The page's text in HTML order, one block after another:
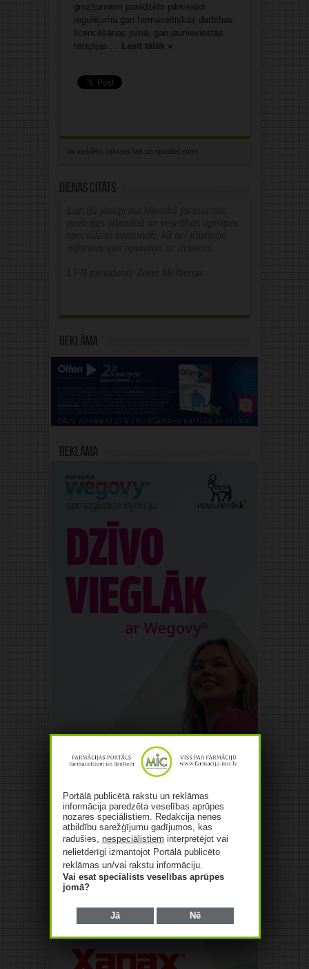
grozījumiem paredzēts pilnveidot
regulējumu gan farmaceitiskās darbības
licencēšanas jomā, gan jaunieviestās
terapijas ... Lasīt tālāk »
Dienas citāts
Reklāma
Reklāma
Portālā publicētā rakstu un reklāmas
informācija paredzēta veselības aprūpes
nozares speciālistiem. Redakcija nenes
atbildību sarežģījumu gadījumos, kas
radušies, nespeciālistiem interpretējot vai
nelietderīgi izmantojot Portālā publicēto
reklāmas un/vai rakstu informāciju.
Vai esat speciālists veselības aprūpes
jomā?
Jā Nē